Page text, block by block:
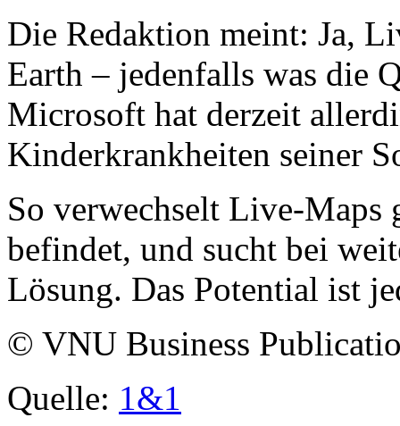
Die Redaktion meint: Ja,
Earth – jedenfalls was die
Microsoft hat derzeit
Kinderkrankheiten seiner
So verwechselt Live-Maps
befindet, und sucht bei
Lösung. Das Potential ist
© VNU Business
Quelle: 1&1